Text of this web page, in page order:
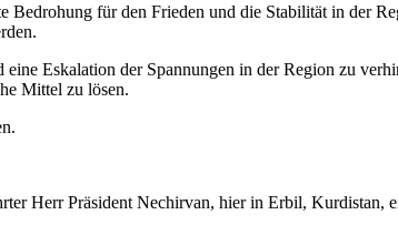
für den Frieden und die Stabilität in der
Eskalation der Spannungen in der Region zu
Mittel zu lösen.
Herr Präsident Nechirvan, hier in Erbil, Kurdistan,